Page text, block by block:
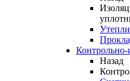
Назад